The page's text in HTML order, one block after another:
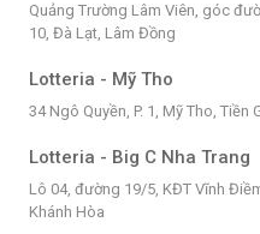
Quảng Trường Lâm Viên, góc
10, Đà Lạt, Lâm Đồng
Lotteria - Mỹ Tho
34 Ngô Quyền, P. 1, Mỹ Tho, Tiền
Lotteria - Big C Nha Trang
Lô 04, đường 19/5, KĐT Vĩnh
Khánh Hòa